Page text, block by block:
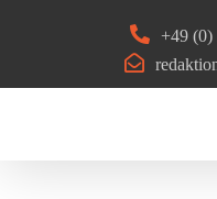
+49 (0)